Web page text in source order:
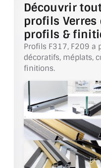
SYSTÈMES
SYSTÈMES
LE CATALOGUE
ACCESSOIRES EN
EXEMPLES,
NUANCIER RAL
COMMENT COUPER
Découvrir
profils Verres
profils &
Profils F317, F209 a
décoratifs, méplats,
finitions.